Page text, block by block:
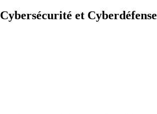
Cybersécurité et Cyberdéfense